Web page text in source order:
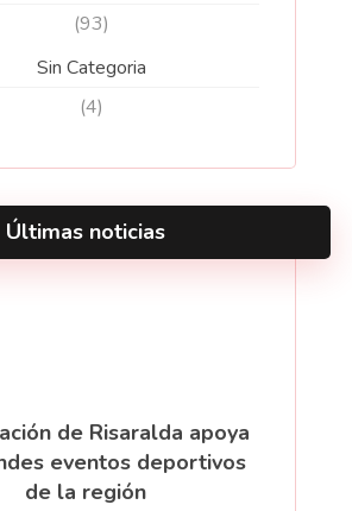
(93)
Sin Categoria
(4)
Últimas noticias
de Risaralda apoya
eventos deportivos
de la región